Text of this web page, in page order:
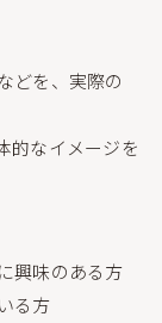
どを、実際の
的なイメージを
興味のある方
る方